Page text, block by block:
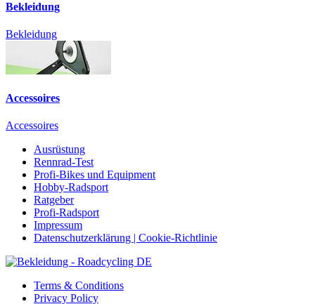
Bekleidung
Bekleidung
Accessoires
Accessoires
Ausrüstung
Rennrad-Test
Profi-Bikes und Equipment
Hobby-Radsport
Ratgeber
Profi-Radsport
Impressum
Datenschutzerklärung | Cookie-Richtlinie
Terms & Conditions
Privacy Policy